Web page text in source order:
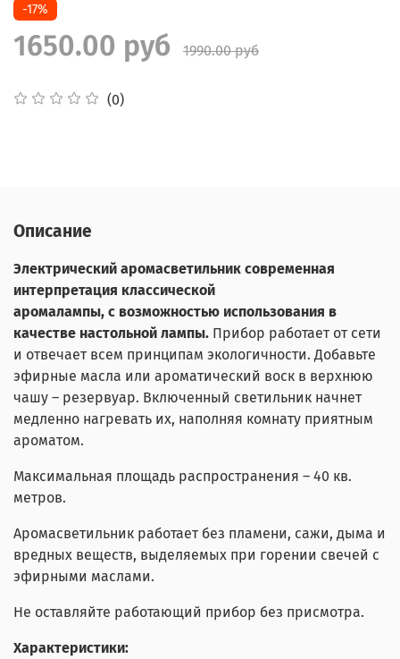
(0)
-17%
1650.00 руб 1990.00 руб
Описание
Электрический аромасветильник современная
интерпретация классической
аромалампы, с возможностью использования в
качестве настольной лампы. Прибор работает от сети
и отвечает всем принципам экологичности. Добавьте
эфирные масла или ароматический воск в верхнюю
чашу – резервуар. Включенный светильник начнет
медленно нагревать их, наполняя комнату приятным
ароматом.
Максимальная площадь распространения – 40 кв.
метров.
Аромасветильник работает без пламени, сажи, дыма и
вредных веществ, выделяемых при горении свечей с
эфирными маслами.
Не оставляйте работающий прибор без присмотра.
Характеристики: